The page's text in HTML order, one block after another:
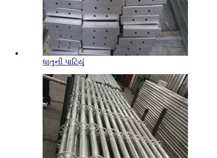
ધાતુની પાટિયું